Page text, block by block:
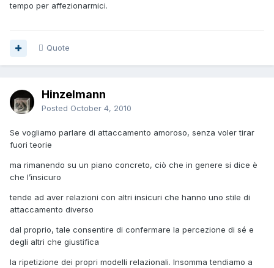
tempo per affezionarmici.
Quote
Hinzelmann
Posted October 4, 2010
Se vogliamo parlare di attaccamento amoroso, senza voler tirar
fuori teorie
ma rimanendo su un piano concreto, ciò che in genere si dice è
che l’insicuro
tende ad aver relazioni con altri insicuri che hanno uno stile di
attaccamento diverso
dal proprio, tale consentire di confermare la percezione di sé e
degli altri che giustifica
la ripetizione dei propri modelli relazionali. Insomma tendiamo a